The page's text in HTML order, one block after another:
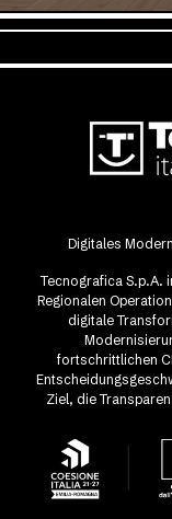
Digitales
Tecnografica S.p.A.
Regionalen
digitale
fortschrittlichen
Ziel, die